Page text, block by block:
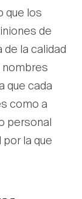
que los
de
de la calidad
nombres
que cada
como a
personal
la que